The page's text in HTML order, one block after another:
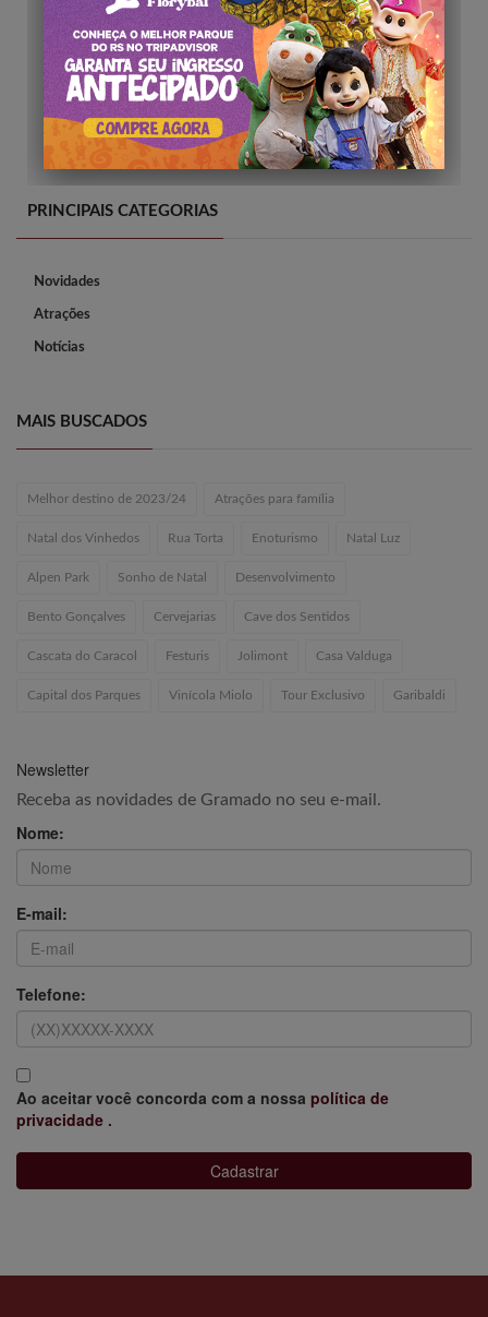
PRINCIPAIS CATEGORIAS
Novidades
Atrações
Notícias
MAIS BUSCADOS
Melhor destino de 2023/24 Atrações para família
Natal dos Vinhedos Rua Torta Enoturismo Natal Luz
Alpen Park Sonho de Natal Desenvolvimento
Bento Gonçalves Cervejarias Cave dos Sentidos
Cascata do Caracol Festuris Jolimont Casa Valduga
Capital dos Parques Vinícola Miolo Tour Exclusivo Garibaldi
Newsletter
Receba as novidades de Gramado no seu e-mail.
Nome:
E-mail:
Telefone:
Ao aceitar você concorda com a nossa política de
privacidade .
Cadastrar